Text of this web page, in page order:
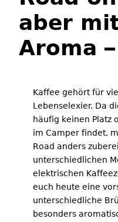
aber
Aroma
Kaffee gehört für
Lebenselexier. Da
häufig keinen Platz
im Camper findet,
Road anders
unterschiedlichen
elektrischen
euch heute eine
unterschiedliche
besonders